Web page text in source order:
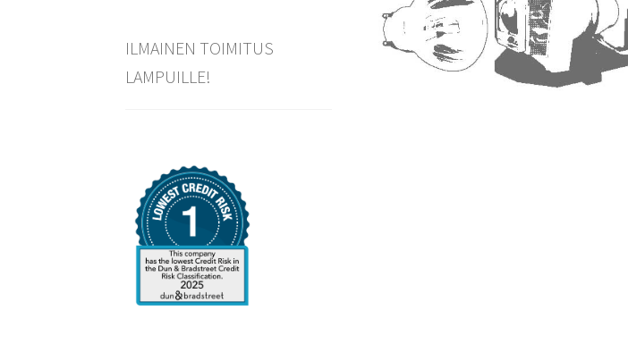
ILMAINEN TOIMITUS
LAMPUILLE!